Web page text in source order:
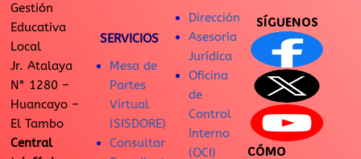
Gestión
Educativa
Local
Jr. Atalaya
N° 1280 –
Huancayo –
El Tambo
Central
SERVICIOS
Mesa de
Partes
Virtual
(SISDORE)
Consultar
Dirección
Asesoría
Jurídica
Oficina
de
Control
Interno
(OCI)
SÍGUENOS
CÓMO